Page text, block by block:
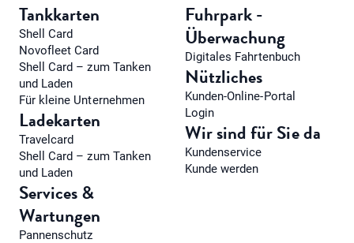
Tankkarten
Shell Card
Novofleet Card
Shell Card – zum Tanken
und Laden
Für kleine Unternehmen
Ladekarten
Travelcard
Shell Card – zum Tanken
und Laden
Services &
Wartungen
Pannenschutz
Fuhrpark -
Überwachung
Digitales Fahrtenbuch
Nützliches
Kunden-Online-Portal
Login
Wir sind für Sie da
Kundenservice
Kunde werden